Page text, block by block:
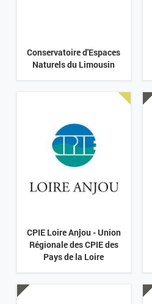
Conservatoire d'Espaces
Naturels du Limousin
CPIE Loire Anjou - Union
Régionale des CPIE des
Pays de la Loire